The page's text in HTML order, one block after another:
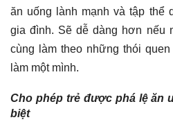
ăn uống lành mạnh và tập thể
gia đình. Sẽ dễ dàng hơn nếu
cùng làm theo những thói
làm một mình.
Cho phép trẻ được phá lệ ăn
biệt